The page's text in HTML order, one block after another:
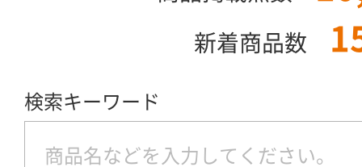
新着商品数
検索キーワード